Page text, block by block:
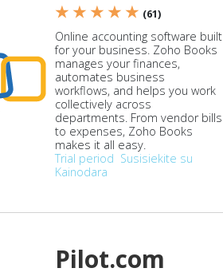
★ ★ ★ ★ ★ (61)
Online accounting software built
for your business. Zoho Books
manages your finances,
automates business
workflows, and helps you work
collectively across
departments. From vendor bills
to expenses, Zoho Books
makes it all easy.
Trial period Susisiekite su
Kainodara
Pilot.com